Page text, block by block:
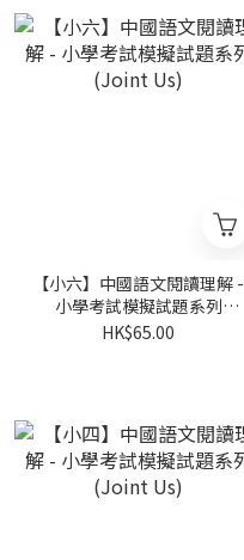
【小六】中國語文閱讀理解 -
小學考試模擬試題系列
(Joint Us)
HK$65.00